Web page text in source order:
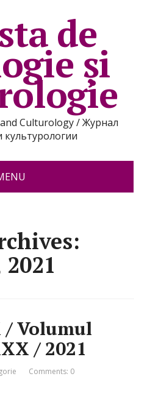
de
şi
Culturology / Журнал
культурологии
/ Volumul
/ 2021
Comments: 0